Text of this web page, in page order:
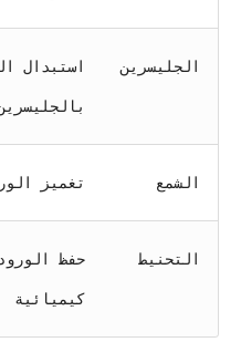
الجليسرين استبدال
الشمع تغميز
التحنيط حفظ
كيميائية